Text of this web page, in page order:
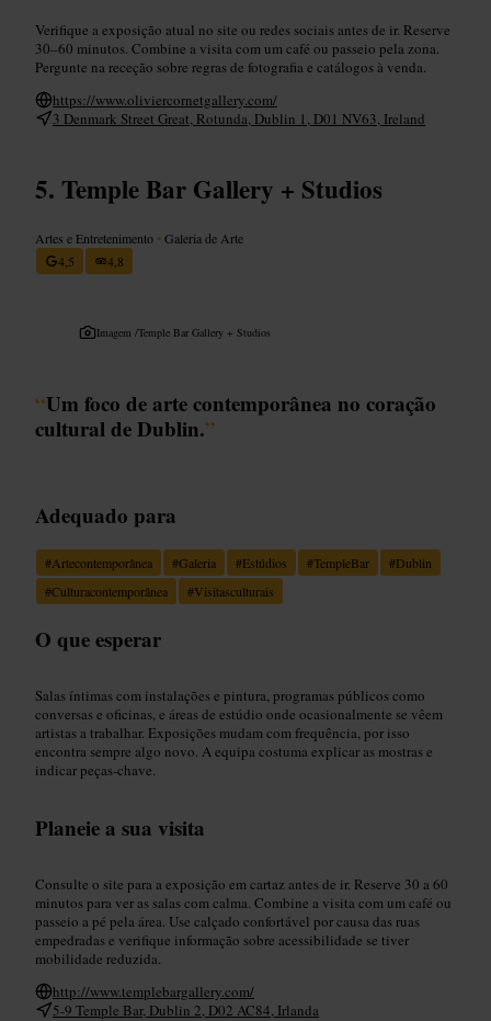
Verifique a exposição atual no site ou redes sociais antes de ir. Reserve
30–60 minutos. Combine a visita com um café ou passeio pela zona.
Pergunte na receção sobre regras de fotografia e catálogos à venda.
https://www.oliviercornetgallery.com/
3 Denmark Street Great, Rotunda, Dublin 1, D01 NV63, Ireland
Temple Bar Gallery + Studios
Artes e Entretenimento •Galeria de Arte
4,5
4,8
Imagem /Temple Bar Gallery + Studios
“Um foco de arte contemporânea no coração
cultural de Dublin.”
Adequado para
#Artecontemporânea #Galeria #Estúdios #TempleBar #Dublin
#Culturacontemporânea #Visitasculturais
O que esperar
Salas íntimas com instalações e pintura, programas públicos como
conversas e oficinas, e áreas de estúdio onde ocasionalmente se vêem
artistas a trabalhar. Exposições mudam com frequência, por isso
encontra sempre algo novo. A equipa costuma explicar as mostras e
indicar peças-chave.
Planeie a sua visita
Consulte o site para a exposição em cartaz antes de ir. Reserve 30 a 60
minutos para ver as salas com calma. Combine a visita com um café ou
passeio a pé pela área. Use calçado confortável por causa das ruas
empedradas e verifique informação sobre acessibilidade se tiver
mobilidade reduzida.
http://www.templebargallery.com/
5-9 Temple Bar, Dublin 2, D02 AC84, Irlanda